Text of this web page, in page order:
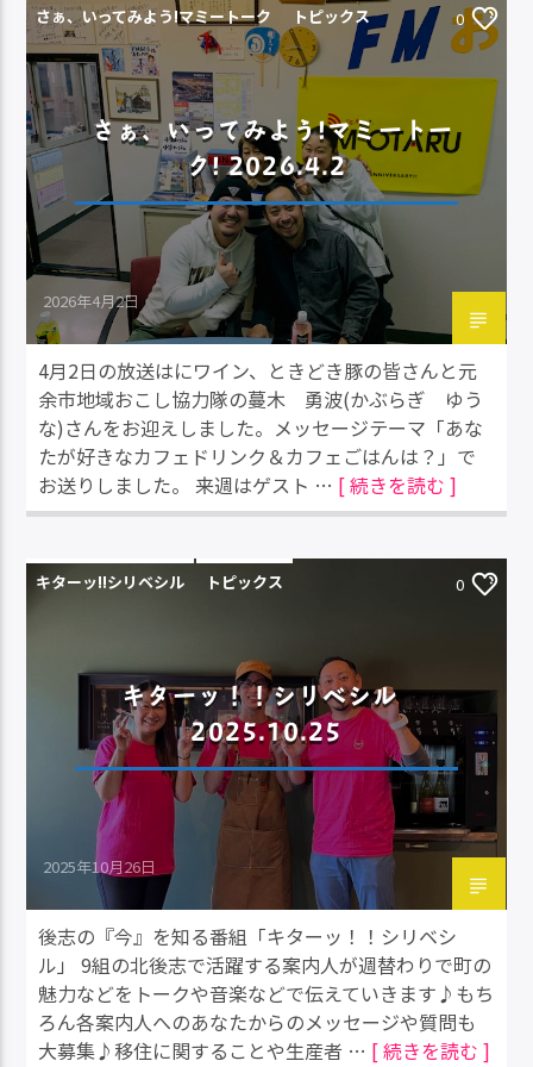
さぁ、いってみよう!マミートーク トピックス 0
さぁ、いってみよう!マミートー
ク! 2026.4.2
2026年4月2日
4月2日の放送はにワイン、ときどき豚の皆さんと元
余市地域おこし協力隊の蔓木 勇波(かぶらぎ ゆう
な)さんをお迎えしました。メッセージテーマ「あな
たが好きなカフェドリンク＆カフェごはんは？」で
お送りしました。 来週はゲスト … [ 続きを読む ]
キターッ!!シリベシル トピックス 0
キターッ！！シリベシル
2025.10.25
2025年10月26日
後志の『今』を知る番組「キターッ！！シリベシ
ル」 9組の北後志で活躍する案内人が週替わりで町の
魅力などをトークや音楽などで伝えていきます♪もち
ろん各案内人へのあなたからのメッセージや質問も
大募集♪移住に関することや生産者 … [ 続きを読む ]